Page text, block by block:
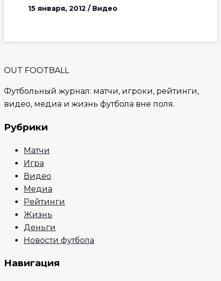
15 января, 2012 / Видео
OUT FOOTBALL
Футбольный журнал: матчи, игроки, рейтинги,
видео, медиа и жизнь футбола вне поля.
Рубрики
Матчи
Игра
Видео
Медиа
Рейтинги
Жизнь
Деньги
Новости футбола
Навигация